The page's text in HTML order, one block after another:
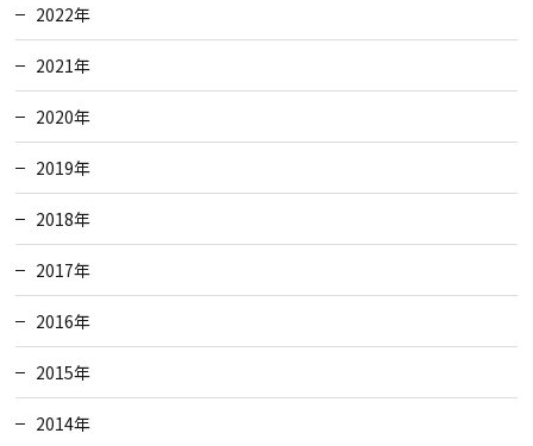
2022年
2021年
2020年
2019年
2018年
2017年
2016年
2015年
2014年